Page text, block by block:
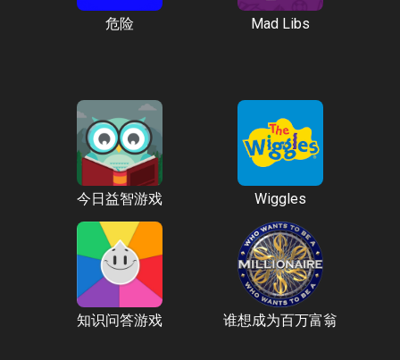
危险 Mad Libs
今日益智游戏 Wiggles
知识问答游戏 谁想成为百万富翁